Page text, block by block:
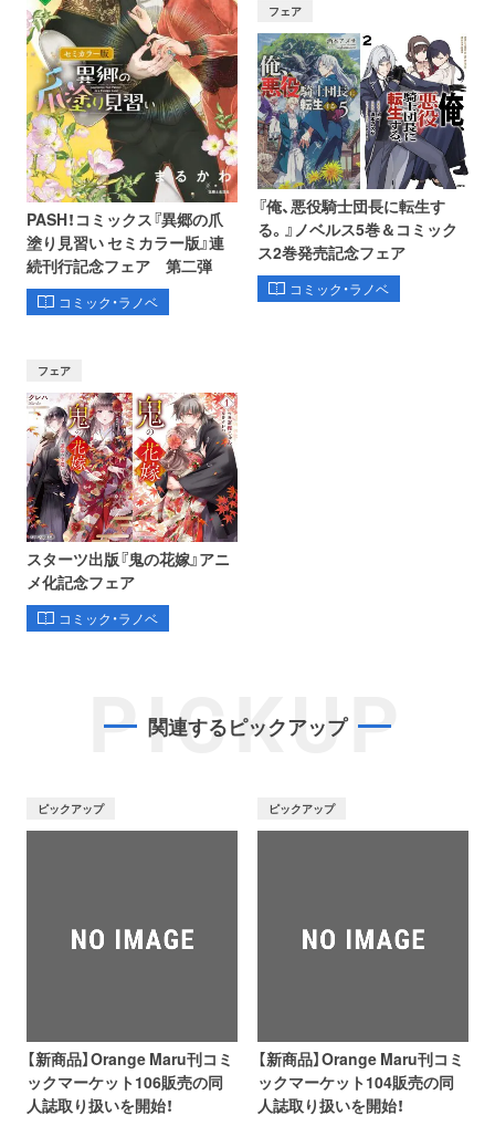
PASH！コミックス『異郷の爪
塗り見習い セミカラー版』連
続刊行記念フェア 第二弾
コミック・ラノベ
フェア
スターツ出版『鬼の花嫁』アニ
メ化記念フェア
コミック・ラノベ
フェア
『俺、悪役騎士団長に転生す
る。』ノベルス5巻＆コミック
ス2巻発売記念フェア
コミック・ラノベ
PICKUP
関連するピックアップ
ピックアップ
【新商品】Orange Maru刊コミ
ックマーケット106販売の同
人誌取り扱いを開始！
ピックアップ
【新商品】Orange Maru刊コミ
ックマーケット104販売の同
人誌取り扱いを開始！